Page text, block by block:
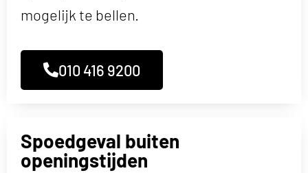
mogelijk te bellen.
010 416 9200
Spoedgeval buiten
openingstijden